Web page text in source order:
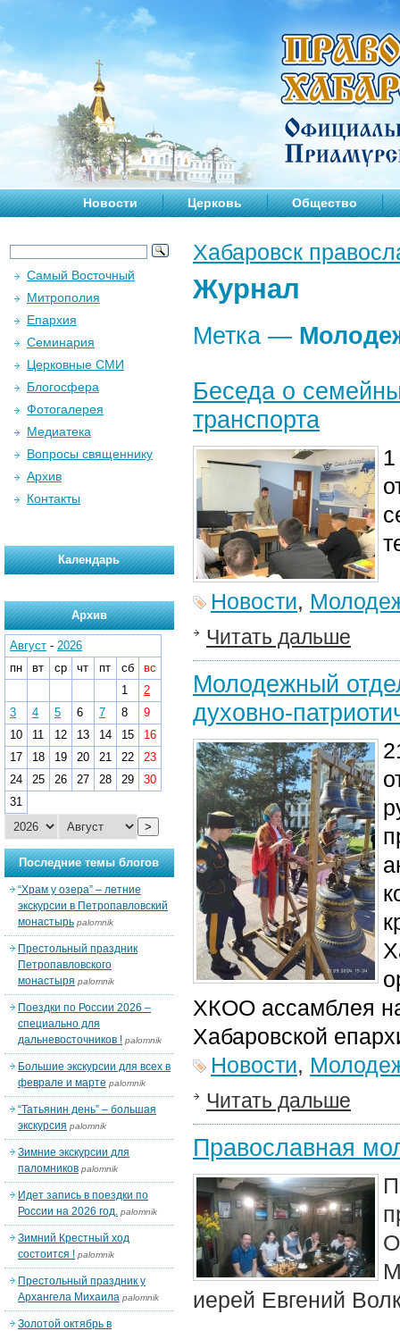
Новости Церковь Общество
Хабаровск
Журнал
Метка —
Беседа о
транспорта
Новости,
Читать дальше
Молодежный
духовно-
ХКОО ассамблея
Хабаровской
Новости,
Читать дальше
Православная
иерей Евгений
Самый Восточный
Митрополия
Епархия
Семинария
Церковные СМИ
Блогосфера
Фотогалерея
Медиатека
Вопросы священнику
Архив
Контакты
Календарь
Архив
Август - 2026
пн
вт ср чт пт сб
вс
1
2
3
4 5 6 7 8
9
10
11 12 13 14 15
16
17
18 19 20 21 22
23
24
25 26 27 28 29
30
31
>
Последние темы блогов
“Храм у озера” – летние
экскурсии в Петропавловский
монастырь palomnik
Престольный праздник
Петропавловского
монастыря palomnik
Поездки по России 2026 –
специально для
дальневосточников ! palomnik
Большие экскурсии для всех в
феврале и марте palomnik
“Татьянин день” – большая
экскурсия palomnik
Зимние экскурсии для
паломников palomnik
Идет запись в поездки по
России на 2026 год. palomnik
Зимний Крестный ход
состоится ! palomnik
Престольный праздник у
Архангела Михаила palomnik
Золотой октябрь в